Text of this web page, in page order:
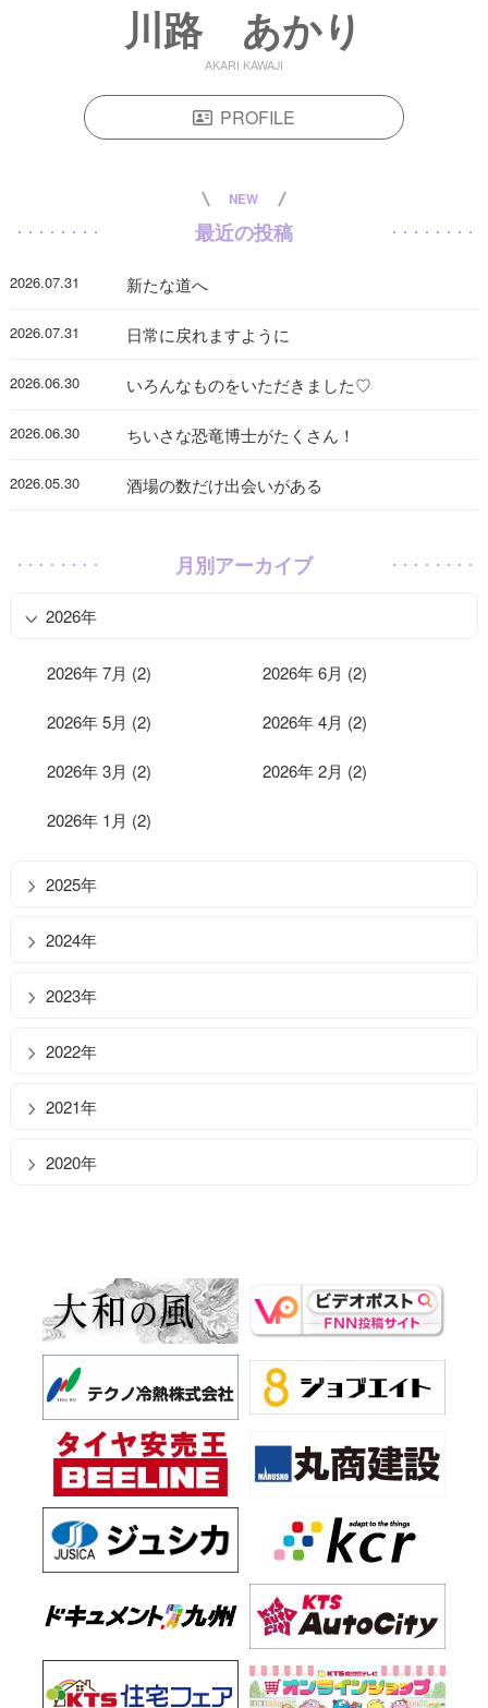
川路 あかり
AKARI KAWAJI
PROFILE
NEW
最近の投稿
2026.07.31 新たな道へ
2026.07.31 日常に戻れますように
2026.06.30 いろんなものをいただきました♡
2026.06.30 ちいさな恐竜博士がたくさん！
2026.05.30 酒場の数だけ出会いがある
月別アーカイブ
2026年
2026年 7月 (2) 2026年 6月 (2)
2026年 5月 (2) 2026年 4月 (2)
2026年 3月 (2) 2026年 2月 (2)
2026年 1月 (2)
2025年
2024年
2023年
2022年
2021年
2020年